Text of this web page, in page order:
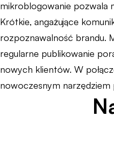
mikroblogowanie pozwala
Krótkie, angażujące
rozpoznawalność brandu.
regularne publikowanie
nowych klientów. W
nowoczesnym narzędziem